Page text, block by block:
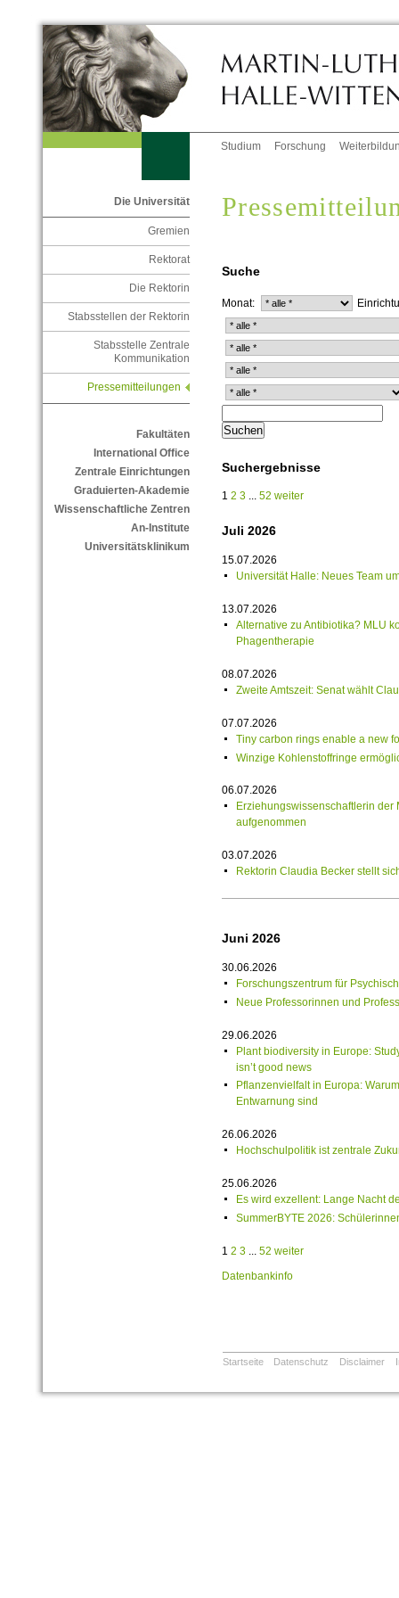
Studium Forschung
Die Universität
Gremien
Rektorat
Die Rektorin
Stabsstellen der Rektorin
Stabsstelle Zentrale
Kommunikation
Pressemitteilungen
Fakultäten
International Office
Zentrale Einrichtungen
Graduierten-Akademie
Wissenschaftliche Zentren
An-Institute
Universitätsklinikum
Suche
Monat:
Suchergebnisse
1 2 3... 52 weiter
Juli 2026
15.07.2026
Universität Halle: Neues Team
13.07.2026
Alternative zu Antibiotika? MLU
Phagentherapie
08.07.2026
Zweite Amtszeit: Senat wählt
07.07.2026
Tiny carbon rings enable a new
Winzige Kohlenstoffringe
06.07.2026
Erziehungswissenschaftlerin
aufgenommen
03.07.2026
Rektorin Claudia Becker stellt
Juni 2026
30.06.2026
Forschungszentrum für
Neue Professorinnen und
29.06.2026
Plant biodiversity in Europe:
isn’t good news
Pflanzenvielfalt in Europa:
Entwarnung sind
26.06.2026
Hochschulpolitik ist zentrale
25.06.2026
Es wird exzellent: Lange Nacht
SummerBYTE 2026:
1 2 3... 52 weiter
Datenbankinfo
Startseite Datenschutz Disclaimer